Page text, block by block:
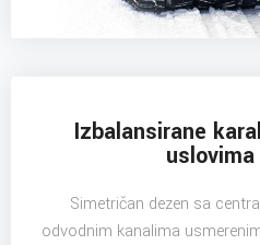
Izbalansirane
Simetričan dezen sa
odvodnim kanalima